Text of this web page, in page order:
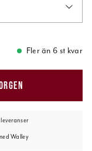
Fler än 6 st kvar
Walley